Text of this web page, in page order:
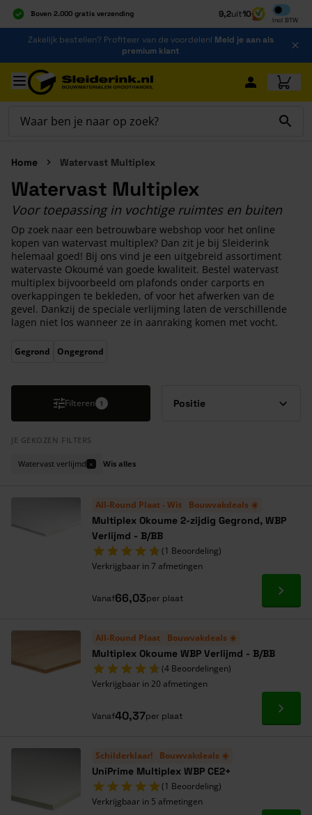
Boven 2.000 gratis verzending
Al 40 jaar dé specialist
Alles onder één dak
9,2uit10
Incl BTW
Inclusief
Ga naar de inhoud
Zakelijk bestellen? Profiteer van de voordelen! Meld je aan als
premium klant
Ga naar hoofdinhoud
Home Watervast Multiplex
Watervast Multiplex
Voor toepassing in vochtige ruimtes en buiten
Op zoek naar een betrouwbare webshop voor het online
kopen van watervast multiplex? Dan zit je bij Sleiderink
helemaal goed! Bij ons vind je een uitgebreid assortiment
watervaste Okoumé van goede kwaliteit. Bestel watervast
multiplex bijvoorbeeld om plafonds onder carports en
overkappingen te bekleden, of voor het afwerken van de
gevel. Dankzij de speciale verlijming laten de verschillende
lagen niet los wanneer ze in aanraking komen met vocht.
Druk om carrousel over te slaan
Gegrond Ongegrond
Filteren 1
JE GEKOZEN FILTERS
Watervast verlijmd × Wis alles
All-Round Plaat - Wit Bouwvakdeals ☀️
Multiplex Okoume 2-zijdig Gegrond, WBP
Verlijmd - B/BB
(1 Beoordeling)
Verkrijgbaar in 7 afmetingen
Vanaf66,03per plaat Ga
All-Round Plaat Bouwvakdeals ☀️
Multiplex Okoume WBP Verlijmd - B/BB
(4 Beoordelingen)
Verkrijgbaar in 20 afmetingen
Vanaf40,37per plaat Ga
Schilderklaar! Bouwvakdeals ☀️
UniPrime Multiplex WBP CE2+
(1 Beoordeling)
Verkrijgbaar in 5 afmetingen